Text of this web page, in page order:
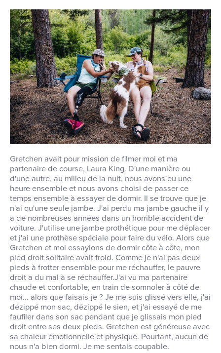
Gretchen avait pour mission de filmer moi et ma
partenaire de course, Laura King. D'une manière ou
d'une autre, au milieu de la nuit, nous avons eu une
heure ensemble et nous avons choisi de passer ce
temps ensemble à essayer de dormir. Il se trouve que je
n'ai qu'une seule jambe. J'ai perdu ma jambe gauche il y
a de nombreuses années dans un horrible accident de
voiture. J'utilise une jambe prothétique pour me déplacer
et j'ai une prothèse spéciale pour faire du vélo. Alors que
Gretchen et moi essayions de dormir côte à côte, mon
pied droit solitaire avait froid. Comme je n'ai pas deux
pieds à frotter ensemble pour me réchauffer, le pauvre
droit a du mal à se réchauffer.J'ai vu ma partenaire
chaude et confortable, en train de somnoler à côté de
moi... alors que faisais-je ? Je me suis glissé vers elle, j'ai
dézippé mon sac, dézippé le sien, et j'ai essayé de me
faufiler dans son sac pendant que je glissais mon pied
droit entre ses deux pieds. Gretchen est généreuse avec
sa chaleur émotionnelle et physique. Pourtant, aucun de
nous n'a bien dormi. Je me sentais coupable.